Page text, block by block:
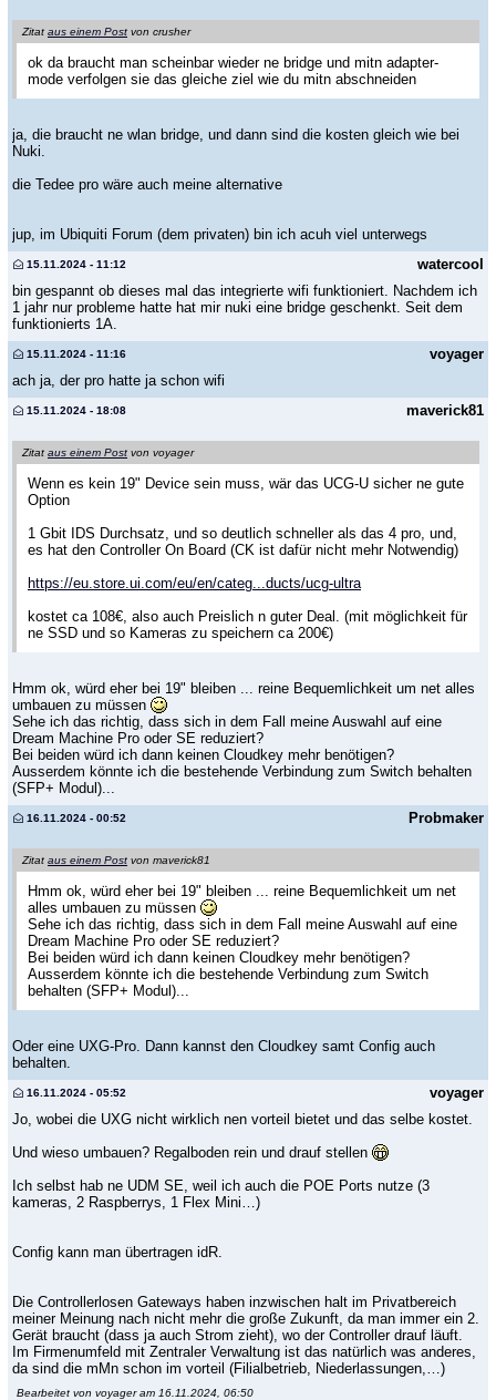
Zitat aus einem Post von crusher
ok da braucht man scheinbar wieder ne bridge und mitn adapter-
mode verfolgen sie das gleiche ziel wie du mitn abschneiden
ja, die braucht ne wlan bridge, und dann sind die kosten gleich wie bei
Nuki.
die Tedee pro wäre auch meine alternative
jup, im Ubiquiti Forum (dem privaten) bin ich acuh viel unterwegs
watercool
15.11.2024 - 11:12
bin gespannt ob dieses mal das integrierte wifi funktioniert. Nachdem ich
1 jahr nur probleme hatte hat mir nuki eine bridge geschenkt. Seit dem
funktionierts 1A.
voyager
15.11.2024 - 11:16
ach ja, der pro hatte ja schon wifi
maverick81
15.11.2024 - 18:08
Zitat aus einem Post von voyager
Wenn es kein 19" Device sein muss, wär das UCG-U sicher ne gute
Option
1 Gbit IDS Durchsatz, und so deutlich schneller als das 4 pro, und,
es hat den Controller On Board (CK ist dafür nicht mehr Notwendig)
https://eu.store.ui.com/eu/en/categ...ducts/ucg-ultra
kostet ca 108€, also auch Preislich n guter Deal. (mit möglichkeit für
ne SSD und so Kameras zu speichern ca 200€)
Hmm ok, würd eher bei 19" bleiben ... reine Bequemlichkeit um net alles
umbauen zu müssen
Sehe ich das richtig, dass sich in dem Fall meine Auswahl auf eine
Dream Machine Pro oder SE reduziert?
Bei beiden würd ich dann keinen Cloudkey mehr benötigen?
Ausserdem könnte ich die bestehende Verbindung zum Switch behalten
(SFP+ Modul)...
Probmaker
16.11.2024 - 00:52
Zitat aus einem Post von maverick81
Hmm ok, würd eher bei 19" bleiben ... reine Bequemlichkeit um net
alles umbauen zu müssen
Sehe ich das richtig, dass sich in dem Fall meine Auswahl auf eine
Dream Machine Pro oder SE reduziert?
Bei beiden würd ich dann keinen Cloudkey mehr benötigen?
Ausserdem könnte ich die bestehende Verbindung zum Switch
behalten (SFP+ Modul)...
Oder eine UXG-Pro. Dann kannst den Cloudkey samt Config auch
behalten.
voyager
16.11.2024 - 05:52
Jo, wobei die UXG nicht wirklich nen vorteil bietet und das selbe kostet.
Und wieso umbauen? Regalboden rein und drauf stellen
Ich selbst hab ne UDM SE, weil ich auch die POE Ports nutze (3
kameras, 2 Raspberrys, 1 Flex Mini…)
Config kann man übertragen idR.
Die Controllerlosen Gateways haben inzwischen halt im Privatbereich
meiner Meinung nach nicht mehr die große Zukunft, da man immer ein 2.
Gerät braucht (dass ja auch Strom zieht), wo der Controller drauf läuft.
Im Firmenumfeld mit Zentraler Verwaltung ist das natürlich was anderes,
da sind die mMn schon im vorteil (Filialbetrieb, Niederlassungen,…)
Bearbeitet von voyager am 16.11.2024, 06:50